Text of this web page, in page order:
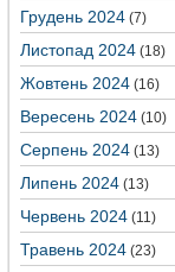
Грудень 2024 (7)
Листопад 2024 (18)
Жовтень 2024 (16)
Вересень 2024 (10)
Серпень 2024 (13)
Липень 2024 (13)
Червень 2024 (11)
Травень 2024 (23)